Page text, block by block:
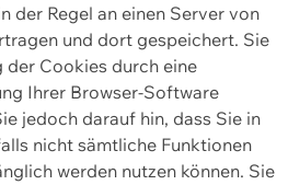
der Regel an einen Server von
und dort gespeichert. Sie
der Cookies durch eine
Ihrer Browser-Software
jedoch darauf hin, dass Sie in
nicht sämtliche Funktionen
werden nutzen können. Sie